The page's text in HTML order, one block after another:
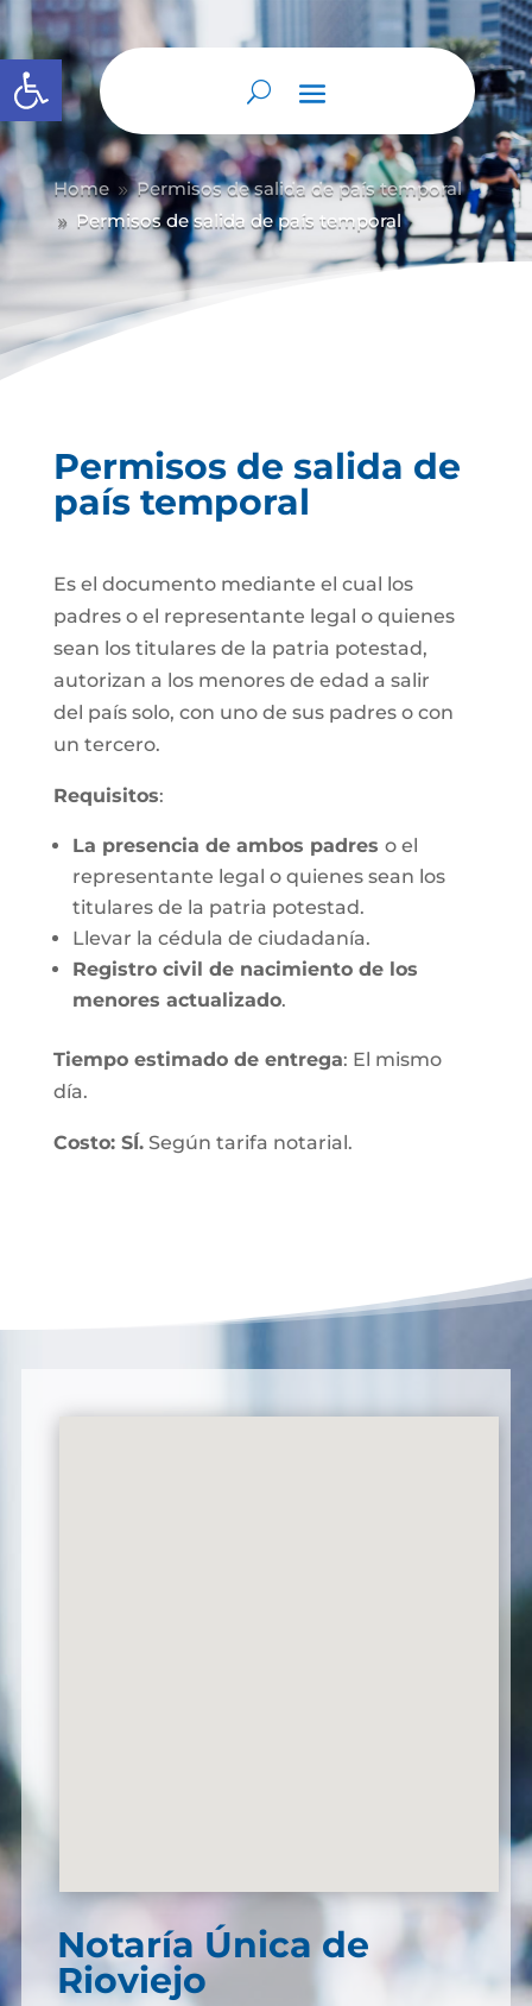
Abrir barra de herramientas
Home 9 Permisos de salida de país temporal
9 Permisos de salida de país temporal
Permisos de salida de
país temporal
Es el documento mediante el cual los
padres o el representante legal o quienes
sean los titulares de la patria potestad,
autorizan a los menores de edad a salir
del país solo, con uno de sus padres o con
un tercero.
Requisitos:
La presencia de ambos padres o el
representante legal o quienes sean los
titulares de la patria potestad.
Llevar la cédula de ciudadanía.
Registro civil de nacimiento de los
menores actualizado.
Tiempo estimado de entrega: El mismo
día.
Costo: SÍ.Según tarifa notarial.
Notaría Única de
Rioviejo